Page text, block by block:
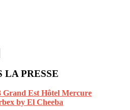
LA PRESSE